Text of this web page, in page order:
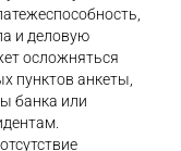
и деловую
осложняться
пунктов анкеты,
банка или